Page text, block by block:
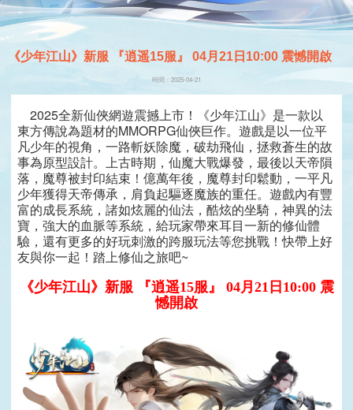
《少年江山》新服 『逍遥15服』 04月21日10:00 震憾開啟
時間：2025-04-21
2025全新仙俠網遊震撼上市！《少年江山》是一款以
東方傳說為題材的MMORPG仙俠巨作。遊戲是以一位平
凡少年的視角，一路斬妖除魔，破劫飛仙，拯救蒼生的故
事為原型設計。上古時期，仙魔大戰爆發，最後以天帝隕
落，魔尊被封印結束！億萬年後，魔尊封印鬆動，一平凡
少年獲得天帝傳承，肩負起驅逐魔族的重任。遊戲內有豐
富的成長系統，諸如炫麗的仙法，酷炫的坐騎，神異的法
寶，強大的血脈等系統，給玩家帶來耳目一新的修仙體
驗，還有更多的好玩刺激的跨服玩法等您挑戰！快帶上好
友與你一起！踏上修仙之旅吧~
《少年江山》新服 『逍遥15服』 04月21日10:00 震
憾開啟